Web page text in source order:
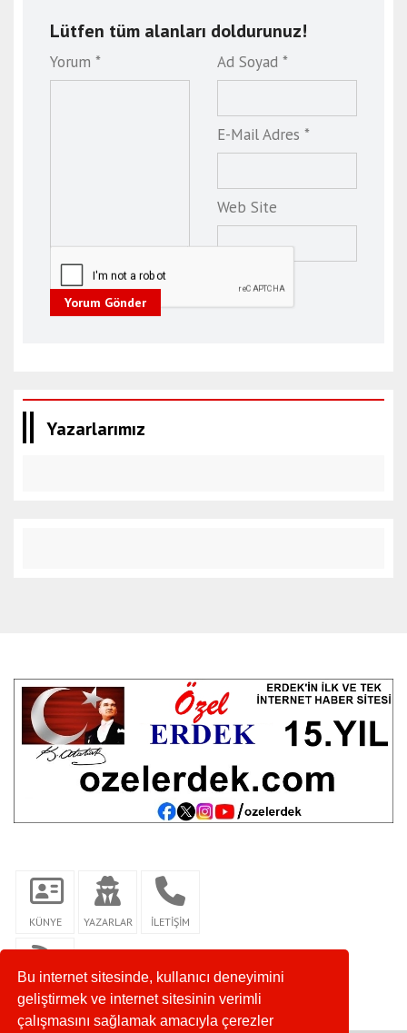
Bu internet sitesinde, kullanıcı deneyimini
geliştirmek ve internet sitesinin verimli
çalışmasını sağlamak amacıyla çerezler
Lütfen tüm alanları doldurunuz!
Yorum * Ad Soyad *
E-Mail Adres *
Web Site
Yorum Gönder
Yazarlarımız
KÜNYE YAZARLAR İLETİŞİM